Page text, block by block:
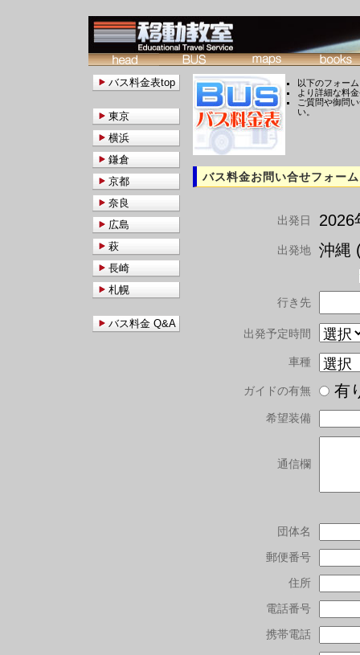
以下のフォー
より詳細な料
ご質問や御問
い。
バス料金お問い合せフォーム
出発日 2026
出発地 沖縄
行き先
出発予定時間
車種
ガイドの有無
希望装備
通信欄
団体名
郵便番号
住所
電話番号
携帯電話
バス料金表top
東京
横浜
鎌倉
京都
奈良
広島
萩
長崎
札幌
バス料金 Q&A